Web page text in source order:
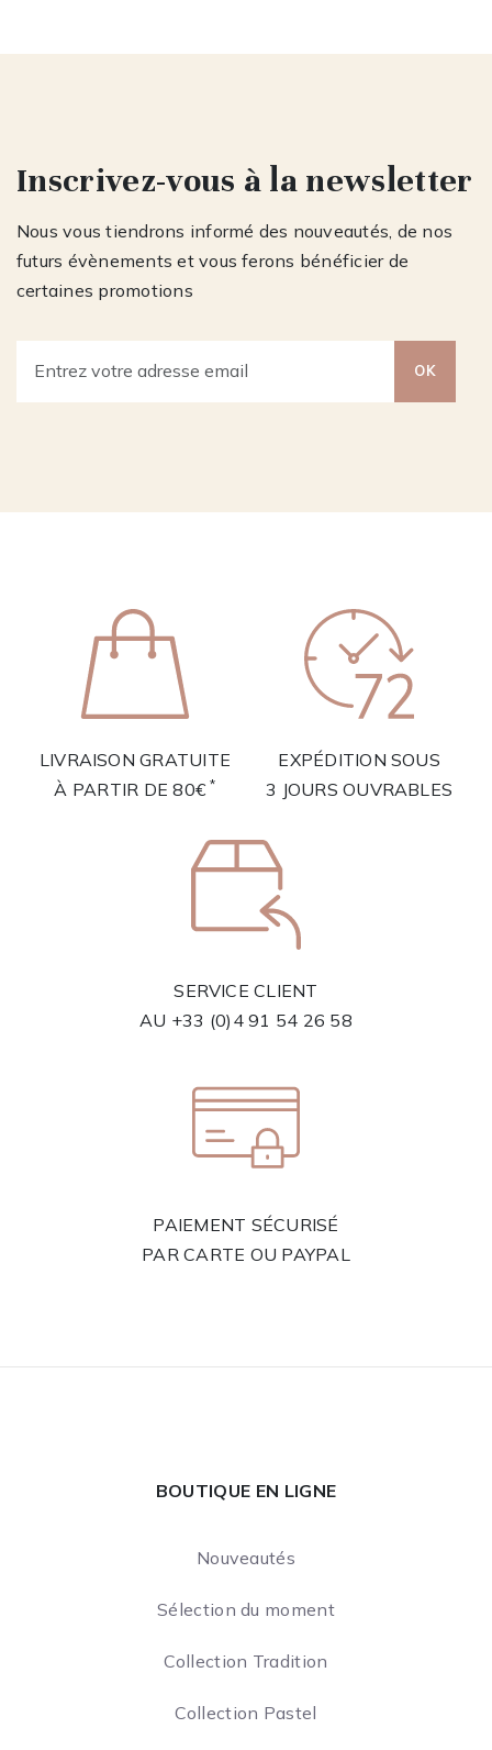
Inscrivez-vous à la newsletter
Nous vous tiendrons informé des nouveautés, de nos
futurs évènements et vous ferons bénéficier de
certaines promotions
OK
LIVRAISON GRATUITE
À PARTIR DE 80€*
EXPÉDITION SOUS
3 JOURS OUVRABLES
SERVICE CLIENT
AU +33 (0)4 91 54 26 58
PAIEMENT SÉCURISÉ
PAR CARTE OU PAYPAL
BOUTIQUE EN LIGNE
Nouveautés
Sélection du moment
Collection Tradition
Collection Pastel